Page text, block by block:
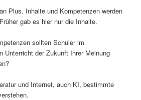
Plus. Inhalte und Kompetenzen werden
gab es hier nur die Inhalte.
sollten Schüler im
Unterricht der Zukunft Ihrer Meinung
und Internet, auch KI, bestimmte